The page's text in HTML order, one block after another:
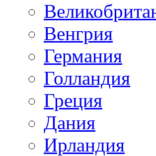
Венгрия
Германия
Голландия
Греция
Дания
Ирландия